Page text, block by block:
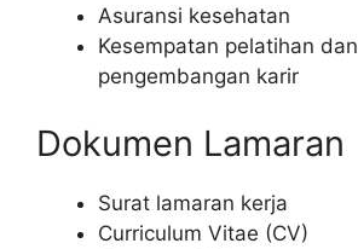
Asuransi kesehatan
Kesempatan pelatihan dan
pengembangan karir
Dokumen Lamaran
Surat lamaran kerja
Curriculum Vitae (CV)